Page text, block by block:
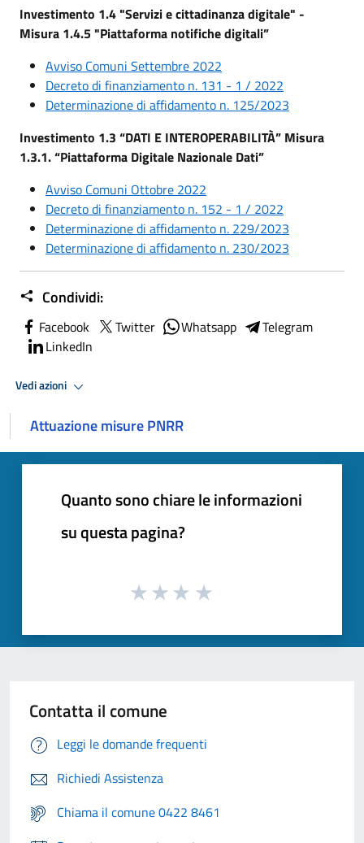
Investimento 1.4 "Servizi e cittadinanza digitale" -
Misura 1.4.5 "Piattaforma notifiche digitali”
Avviso Comuni Settembre 2022
Decreto di finanziamento n. 131 - 1 / 2022
Determinazione di affidamento n. 125/2023
Investimento 1.3 “DATI E INTEROPERABILITÀ” Misura
1.3.1. “Piattaforma Digitale Nazionale Dati”
Avviso Comuni Ottobre 2022
Decreto di finanziamento n. 152 - 1 / 2022
Determinazione di affidamento n. 229/2023
Determinazione di affidamento n. 230/2023
Condividi:
Facebook Twitter Whatsapp
Telegram
LinkedIn
Vedi azioni
Attuazione misure PNRR
Quanto sono chiare le informazioni
su questa pagina?
Contatta il comune
Leggi le domande frequenti
Richiedi Assistenza
Chiama il comune 0422 8461